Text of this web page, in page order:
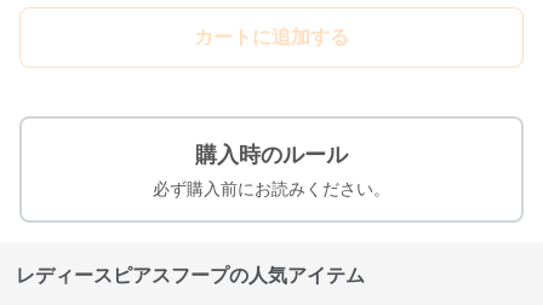
カートに追加する
購入時のルール
必ず購入前にお読みください。
レディースピアスフープの人気アイテム